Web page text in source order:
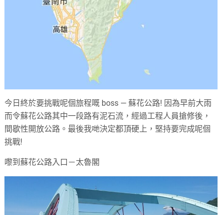
今日終於要挑戰呢個旅程嘅 boss — 蘇花公路! 因為早前大雨
而令蘇花公路其中一段路有泥石流，經過工程人員搶修後，
間歇性開放公路。最後我哋決定都頂硬上，堅持要完成呢個
挑戰!
嚟到蘇花公路入口－太魯閣